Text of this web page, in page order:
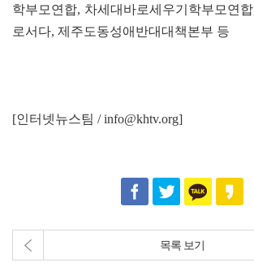
학부모연합, 차세대바로세우기학부모연
로서다, 제주도동성애반대대책본부 등
[인터넷뉴스팀 / info@khtv.org]
목록 보기